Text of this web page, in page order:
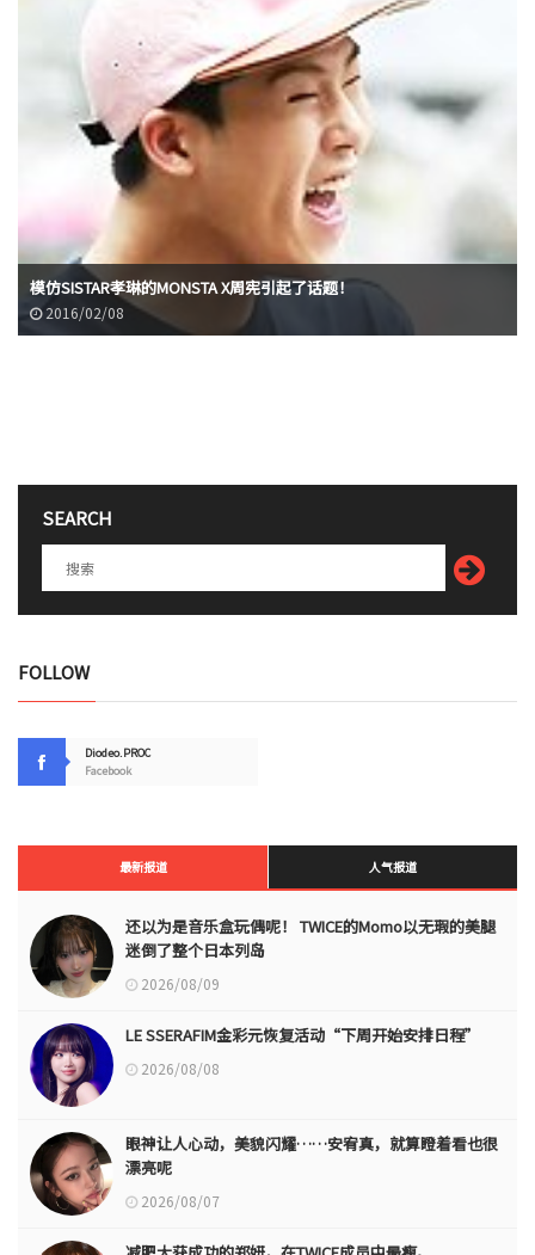
模仿SISTAR孝琳的MONSTA X周宪引起了话题！
2016/02/08
SEARCH
FOLLOW
Diodeo.PROC
Facebook
最新报道 人气报道
还以为是音乐盒玩偶呢！ TWICE的Momo以无瑕的美腿
迷倒了整个日本列岛
2026/08/09
LE SSERAFIM金彩元恢复活动“下周开始安排日程”
2026/08/08
眼神让人心动，美貌闪耀……安宥真，就算瞪着看也很
漂亮呢
2026/08/07